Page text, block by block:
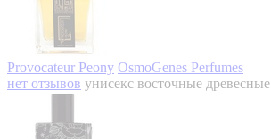
Provocateur Peony OsmoGenes Perfumes
нет отзывов унисекс восточные древесные